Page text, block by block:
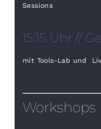
Sessions
15:15 Uhr //
mit Tools-Lab und
Workshops